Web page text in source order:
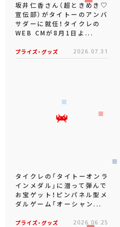
坂井仁香さん（超ときめき♡
宣伝部）がタイトーのアンバ
サダーに就任！タイクレの
WEB CMが8月1日よ...
プライズ・グッズ 2026.07.31
タイクレの「タイトーオンラ
インメダル」に潜って弾んで
お宝ゲット！ピンパネル型メ
ダルゲーム「オーシャン...
プライズ・グッズ 2026.06.25